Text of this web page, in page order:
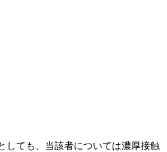
しても、当該者については濃厚接触